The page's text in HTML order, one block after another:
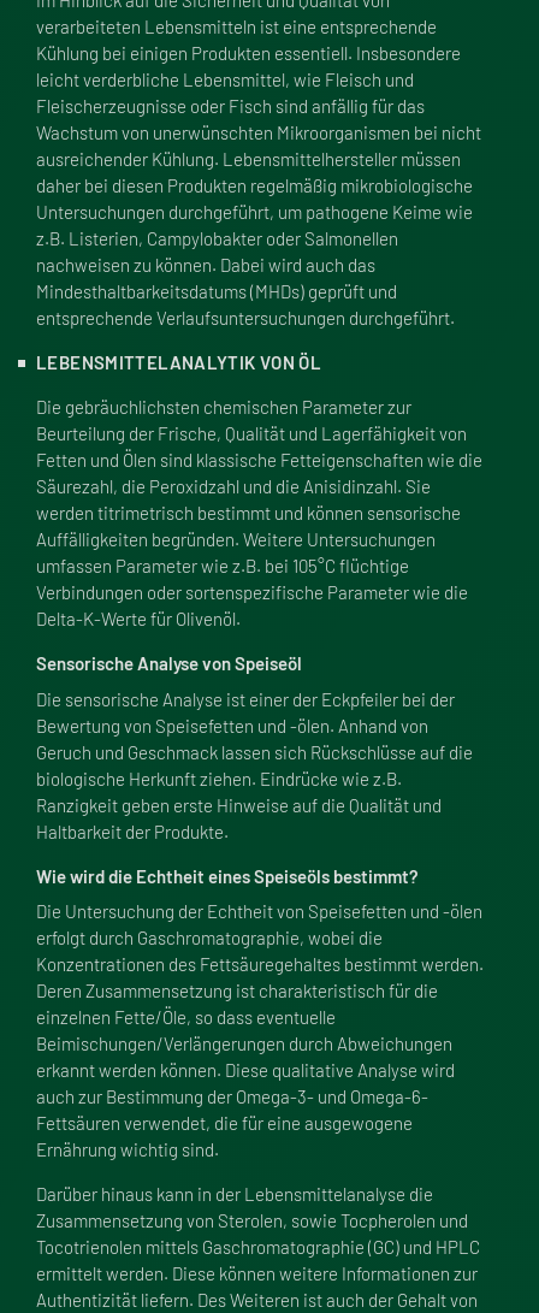
verarbeiteten Lebensmitteln ist eine entsprechende
Kühlung bei einigen Produkten essentiell. Insbesondere
leicht verderbliche Lebensmittel, wie Fleisch und
Fleischerzeugnisse oder Fisch sind anfällig für das
Wachstum von unerwünschten Mikroorganismen bei nicht
ausreichender Kühlung. Lebensmittelhersteller müssen
daher bei diesen Produkten regelmäßig mikrobiologische
Untersuchungen durchgeführt, um pathogene Keime wie
z.B. Listerien, Campylobakter oder Salmonellen
nachweisen zu können. Dabei wird auch das
Mindesthaltbarkeitsdatums (MHDs) geprüft und
entsprechende Verlaufsuntersuchungen durchgeführt.
LEBENSMITTELANALYTIK VON ÖL
Die gebräuchlichsten chemischen Parameter zur
Beurteilung der Frische, Qualität und Lagerfähigkeit von
Fetten und Ölen sind klassische Fetteigenschaften wie die
Säurezahl, die Peroxidzahl und die Anisidinzahl. Sie
werden titrimetrisch bestimmt und können sensorische
Auffälligkeiten begründen. Weitere Untersuchungen
umfassen Parameter wie z.B. bei 105°C flüchtige
Verbindungen oder sortenspezifische Parameter wie die
Delta-K-Werte für Olivenöl.
Sensorische Analyse von Speiseöl
Die sensorische Analyse ist einer der Eckpfeiler bei der
Bewertung von Speisefetten und -ölen. Anhand von
Geruch und Geschmack lassen sich Rückschlüsse auf die
biologische Herkunft ziehen. Eindrücke wie z.B.
Ranzigkeit geben erste Hinweise auf die Qualität und
Haltbarkeit der Produkte.
Wie wird die Echtheit eines Speiseöls bestimmt?
Die Untersuchung der Echtheit von Speisefetten und -ölen
erfolgt durch Gaschromatographie, wobei die
Konzentrationen des Fettsäuregehaltes bestimmt werden.
Deren Zusammensetzung ist charakteristisch für die
einzelnen Fette/Öle, so dass eventuelle
Beimischungen/Verlängerungen durch Abweichungen
erkannt werden können. Diese qualitative Analyse wird
auch zur Bestimmung der Omega-3- und Omega-6-
Fettsäuren verwendet, die für eine ausgewogene
Ernährung wichtig sind.
Darüber hinaus kann in der Lebensmittelanalyse die
Zusammensetzung von Sterolen, sowie Tocpherolen und
Tocotrienolen mittels Gaschromatographie (GC) und HPLC
ermittelt werden. Diese können weitere Informationen zur
Authentizität liefern. Des Weiteren ist auch der Gehalt von